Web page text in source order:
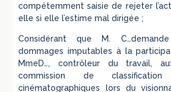
compétemment saisie de rejeter
elle si elle l’estime mal dirigée ;
Considérant que M.
dommages imputables à la
MmeD…, contrôleur du travail,
commission de
cinématographiques lors du